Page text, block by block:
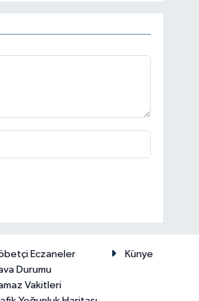
Eczaneler
Durumu
Vakitleri
Künye